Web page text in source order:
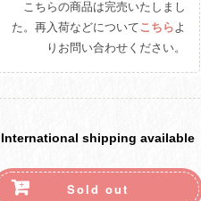
こちらの商品は完売いたしまし
た。再入荷などについてこちらよ
りお問い合わせください。
International shipping available
Sold out